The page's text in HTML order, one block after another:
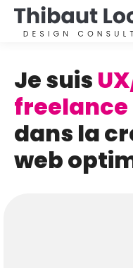
Je suis
freelance
dans la
web